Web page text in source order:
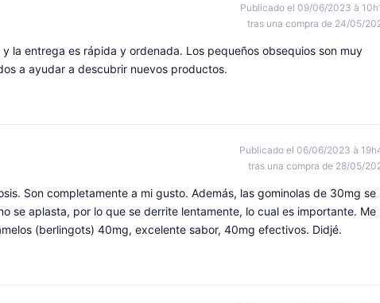
Publicado el 09/06/2023 à
tras una compra de 24/05/
la entrega es rápida y ordenada. Los pequeños obsequios son muy
a ayudar a descubrir nuevos productos.
Publicado el 06/06/2023 à
tras una compra de 28/05/
Son completamente a mi gusto. Además, las gominolas de 30mg se
se aplasta, por lo que se derrite lentamente, lo cual es importante. Me
(berlingots) 40mg, excelente sabor, 40mg efectivos. Didjé.